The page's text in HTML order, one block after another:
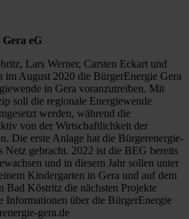
eG
Lars Werner, Carsten Eckart und
im August 2020 die BürgerEnergie Gera
in Gera voranzutreiben. Mit
soll die regionale Energiewende
werden, während die
von der Wirtschaftlichkeit der
Die erste Anlage hat die Bürgerenergie-
Netz gebracht. 2022 ist die BEG bereits
und in diesem Jahr sollen unter
Kindergarten in Gera und auf dem
Bad Köstritz die nächsten Projekte
Informationen über die BürgerEnergie
gera.de